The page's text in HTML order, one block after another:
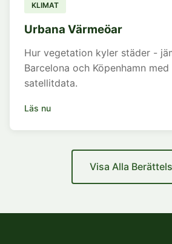
KLIMAT
Urbana Värmeöar
Hur vegetation kyler städer -
Barcelona och Köpenhamn
satellitdata.
Läs nu
Visa Alla